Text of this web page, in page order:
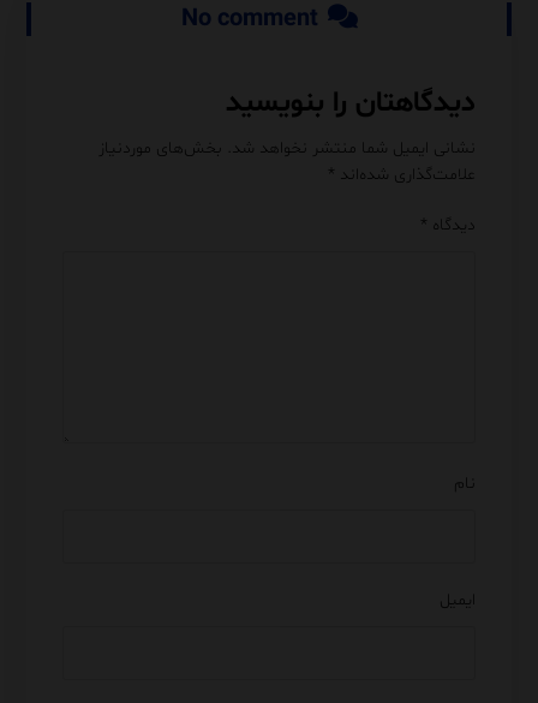
No comment
دیدگاهتان را بنویسید
نشانی ایمیل شما منتشر نخواهد شد. بخش‌های موردنیاز
علامت‌گذاری شده‌اند *
دیدگاه *
نام
ایمیل